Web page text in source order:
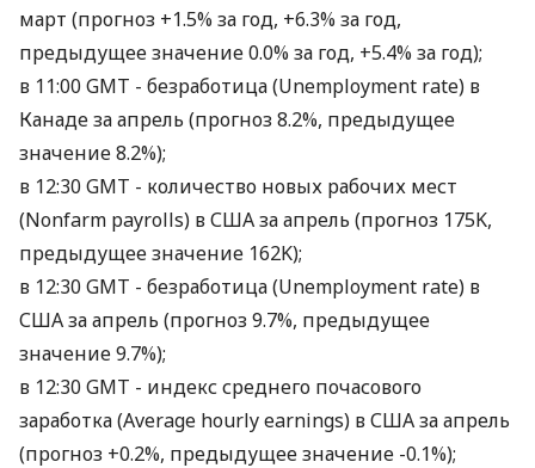
март (прогноз +1.5% за год, +6.3% за год,
предыдущее значение 0.0% за год, +5.4% за год);
в 11:00 GMT - безработица (Unemployment rate) в
Канаде за апрель (прогноз 8.2%, предыдущее
значение 8.2%);
в 12:30 GMT - количество новых рабочих мест
(Nonfarm payrolls) в США за апрель (прогноз 175K,
предыдущее значение 162K);
в 12:30 GMT - безработица (Unemployment rate) в
США за апрель (прогноз 9.7%, предыдущее
значение 9.7%);
в 12:30 GMT - индекс среднего почасового
заработка (Average hourly earnings) в США за апрель
(прогноз +0.2%, предыдущее значение -0.1%);